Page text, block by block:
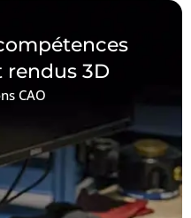
3D
CAO